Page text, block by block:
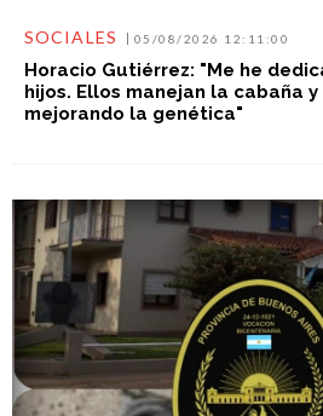
SOCIALES 05/08/2026 12:11:00
Horacio Gutiérrez: "Me he
hijos. Ellos manejan la cabaña
mejorando la genética"